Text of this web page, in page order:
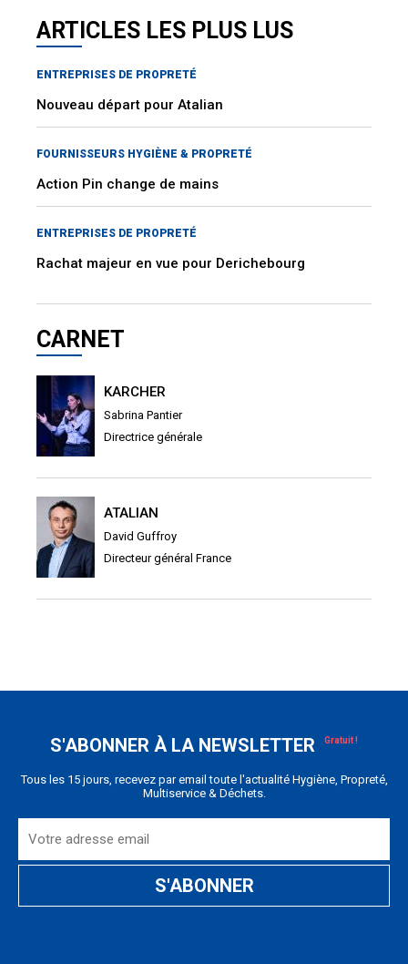
ARTICLES LES PLUS LUS
ENTREPRISES DE PROPRETÉ
Nouveau départ pour Atalian
FOURNISSEURS HYGIÈNE & PROPRETÉ
Action Pin change de mains
ENTREPRISES DE PROPRETÉ
Rachat majeur en vue pour Derichebourg
CARNET
KARCHER
Sabrina Pantier
Directrice générale
ATALIAN
David Guffroy
Directeur général France
S'ABONNER À LA NEWSLETTER
Tous les 15 jours, recevez par email toute l'actualité Hygiène, Propreté,
Multiservice & Déchets.